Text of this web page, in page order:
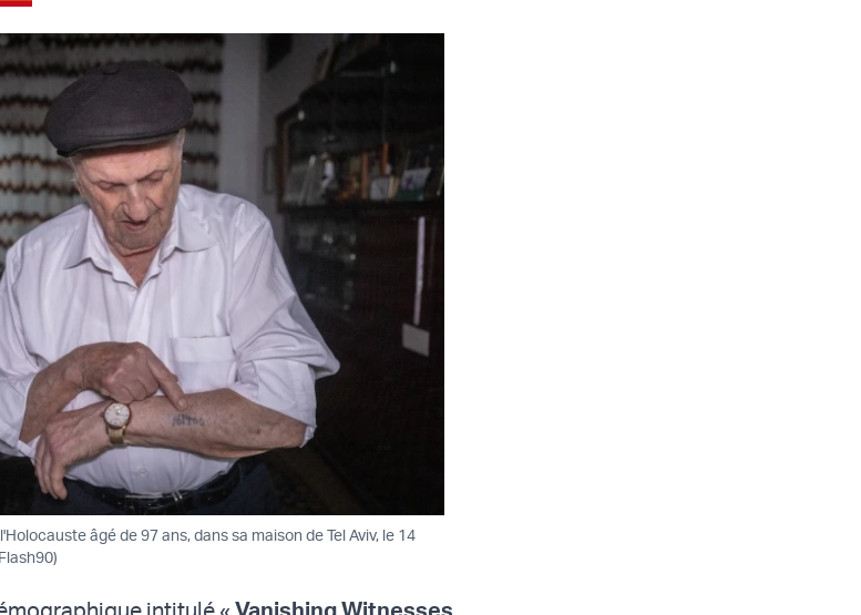
âgé de 97 ans, dans sa maison de Tel Aviv, le 14